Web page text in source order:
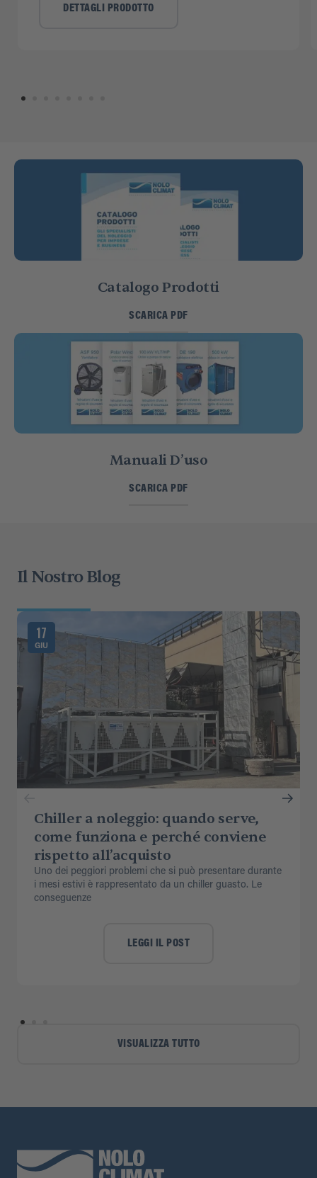
DETTAGLI PRODOTTO
Catalogo Prodotti
SCARICA PDF
Manuali D’uso
SCARICA PDF
Il Nostro Blog
17
GIU
Chiller a noleggio: quando serve,
come funziona e perché conviene
rispetto all’acquisto
Uno dei peggiori problemi che si può presentare durante
i mesi estivi è rappresentato da un chiller guasto. Le
conseguenze
LEGGI IL POST
VISUALIZZA TUTTO